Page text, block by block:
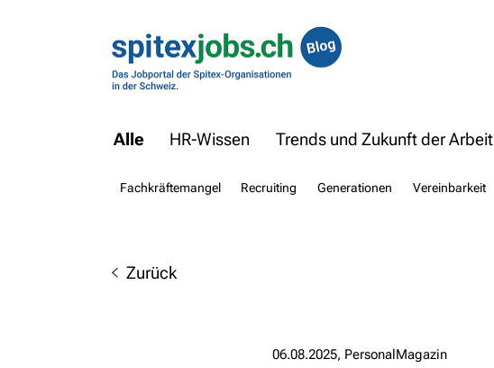
Alle HR-Wissen Trends und Zukunft der Arbeit
Fachkräftemangel Recruiting Generationen Vereinbarkeit
Zurück
06.08.2025 PersonalMagazin